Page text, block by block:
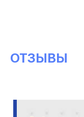
ОТЗЫВЫ